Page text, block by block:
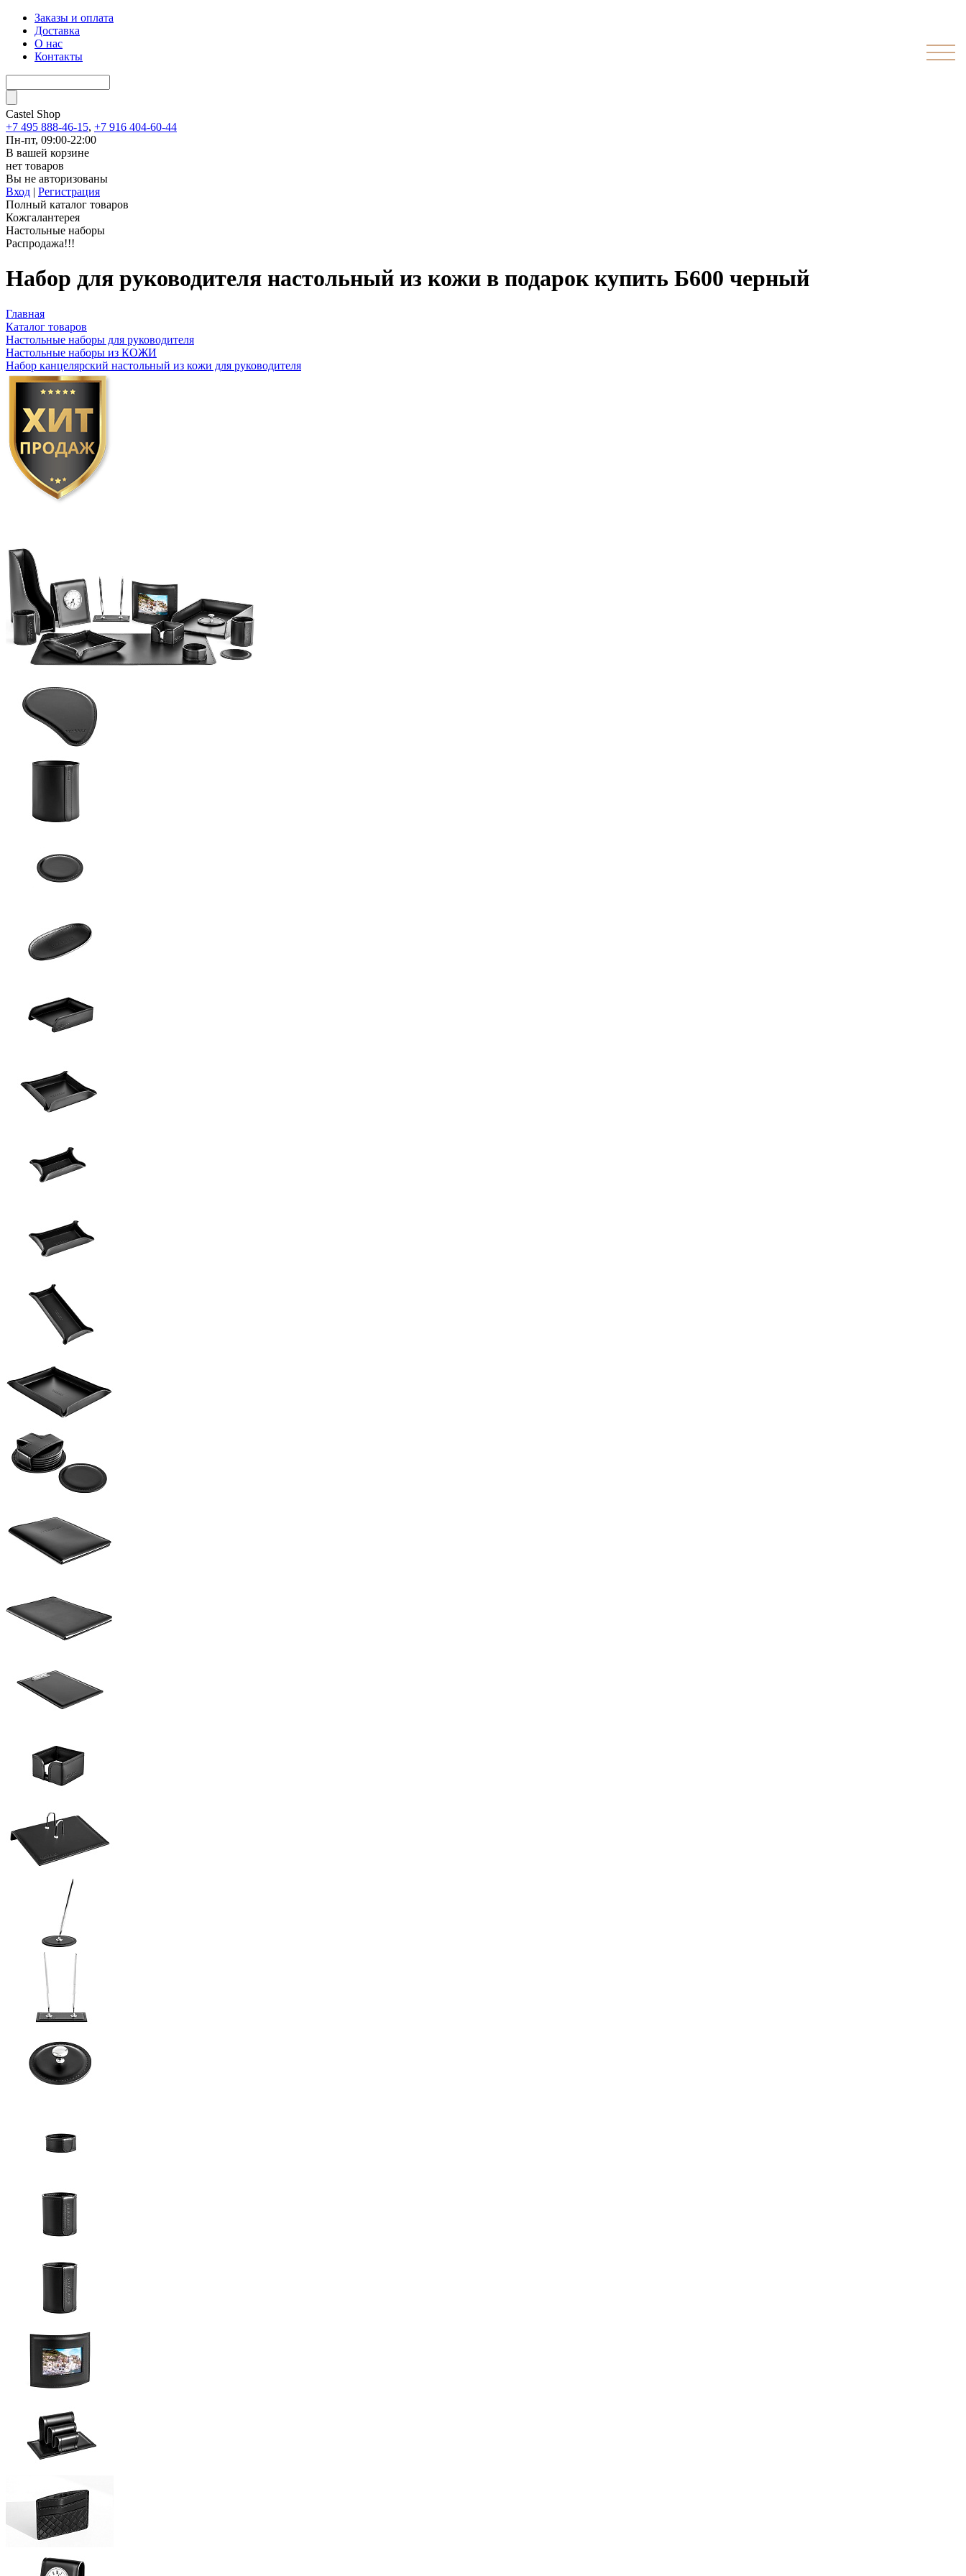
Заказы и оплата
Доставка
О нас
Контакты
Castel Shop
+7 495 888-46-15, +7 916 404-60-44
Пн-пт, 09:00-22:00
В вашей корзине
нет товаров
Вы не авторизованы
Вход | Регистрация
Полный каталог товаров
Кожгалантерея
Настольные наборы
Распродажа!!!
Набор для руководителя настольный из кожи в подарок купить Б600 черный
Главная
Каталог товаров
Настольные наборы для руководителя
Настольные наборы из КОЖИ
Набор канцелярский настольный из кожи для руководителя